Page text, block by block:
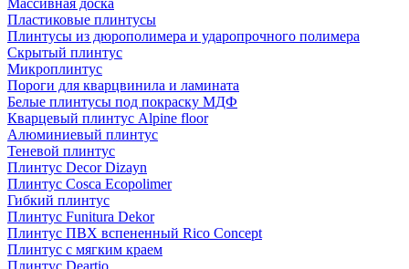
Массивная доска
Пластиковые плинтусы
Плинтусы из дюрополимера и ударопрочного полимера
Скрытый плинтус
Микроплинтус
Пороги для кварцвинила и ламината
Белые плинтусы под покраску МДФ
Кварцевый плинтус Alpine floor
Алюминиевый плинтус
Теневой плинтус
Плинтус Decor Dizayn
Плинтус Cosca Ecopolimer
Гибкий плинтус
Плинтус Funitura Dekor
Плинтус ПВХ вспененный Rico Concept
Плинтус с мягким краем
Плинтус Deartio